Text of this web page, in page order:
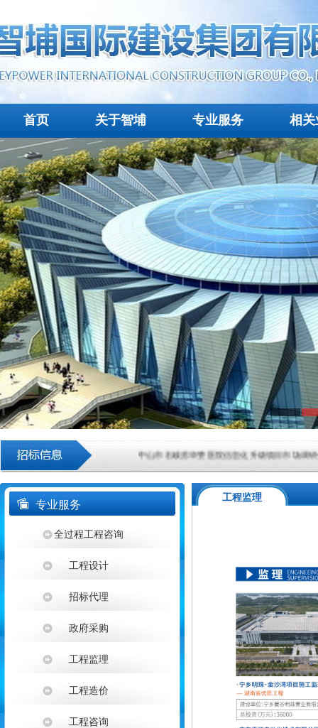
首页 关于智埔 专业服务 相关
中山市石岐苏华赞医院信息化升级项目市场调研公告
中山市火炬科学技术学校云实训室采购项目成交结果
广东清远农村商业银行股份有限公司网络中心机房
中山市小榄镇2026-2028学年镇属中小学配餐服务采
湖南银行“乐享消费·金融‘湘’邀”金融消费专项活动—
湖南银行2026年运营应用类系统研发服务项目（移
广东清远农村商业银行股份有限公司网络中心机房
中山市火炬科学技术学校（南朗校区）善贤楼一楼
专业服务
全过程工程咨询
工程设计
招标代理
政府采购
工程监理
工程造价
工程咨询
工程监理